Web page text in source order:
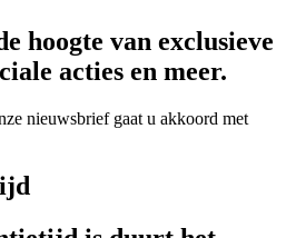
hoogte van exclusieve
acties en meer.
nieuwsbrief gaat u akkoord met